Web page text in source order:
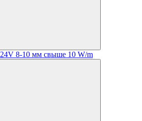
8-10 мм свыше 10 W/m